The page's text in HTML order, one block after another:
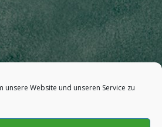
unsere Website und unseren Service zu